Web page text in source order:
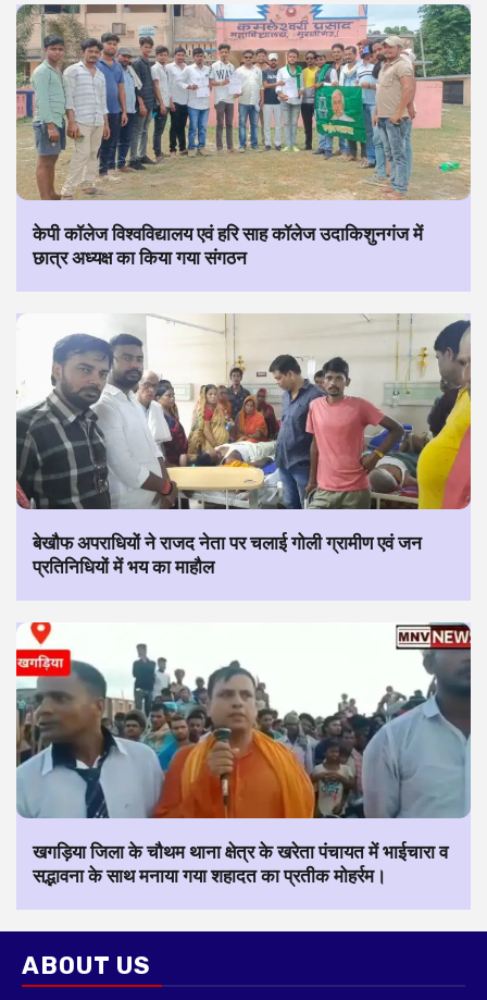
केपी कॉलेज विश्वविद्यालय एवं हरि साह कॉलेज उदाकिशुनगंज में
छात्र अध्यक्ष का किया गया संगठन
बेखौफ अपराधियों ने राजद नेता पर चलाई गोली ग्रामीण एवं जन
प्रतिनिधियों में भय का माहौल
खगड़िया जिला के चौथम थाना क्षेत्र के खरेता पंचायत में भाईचारा व
सद्भावना के साथ मनाया गया शहादत का प्रतीक मोहर्रम।
ABOUT US